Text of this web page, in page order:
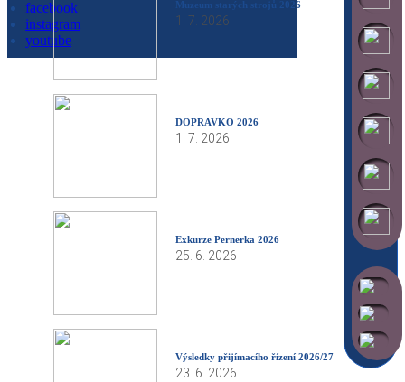
facebook
instagram
youtube
Muzeum starých strojů 2026
1. 7. 2026
DOPRAVKO 2026
1. 7. 2026
Exkurze Pernerka 2026
25. 6. 2026
Výsledky přijímacího řízení 2026/27
23. 6. 2026